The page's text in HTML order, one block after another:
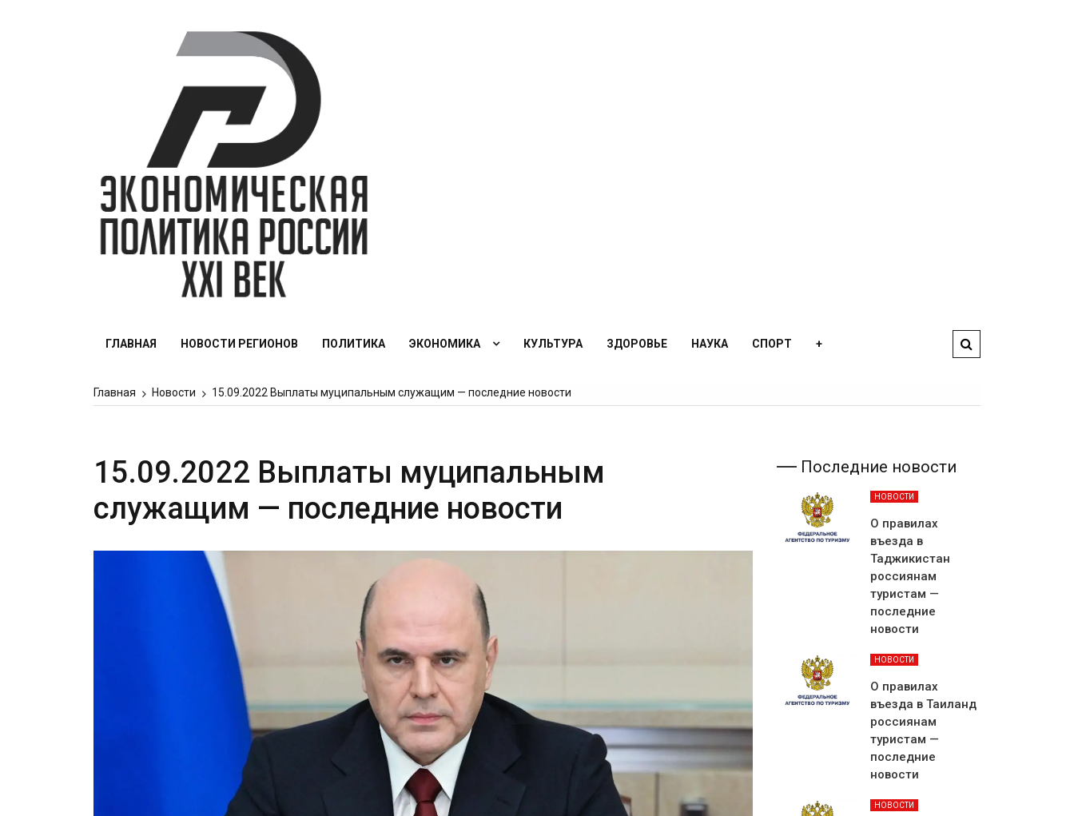
ГЛАВНАЯ НОВОСТИ РЕГИОНОВ ПОЛИТИКА ЭКОНОМИКА КУЛЬТУРА ЗДОРОВЬЕ НАУКА СПОРТ +
Главная Новости 15.09.2022 Выплаты муципальным служащим — последние новости
15.09.2022 Выплаты муципальным
служащим — последние новости
Последние новости
НОВОСТИ
О правилах
въезда в
Таджикистан
россиянам
туристам —
последние
новости
НОВОСТИ
О правилах
въезда в Таиланд
россиянам
туристам —
последние
новости
НОВОСТИ